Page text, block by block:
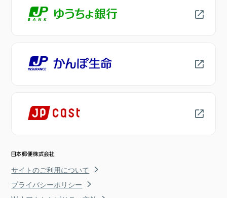
サイトのご利用について
プライバシーポリシー